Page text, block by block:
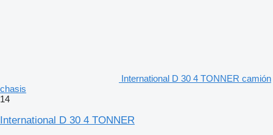
International D 30 4 TONNER camión
chasis
14
International D 30 4 TONNER